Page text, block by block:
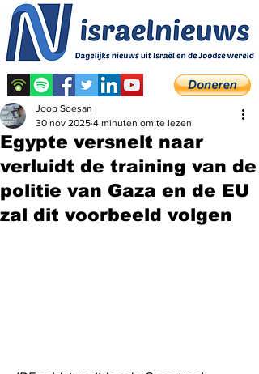
Egypte versnelt naar
verluidt de training van de
politie van Gaza en de EU
zal dit voorbeeld volgen
Joop Soesan
30 nov 2025 4 minuten om te lezen